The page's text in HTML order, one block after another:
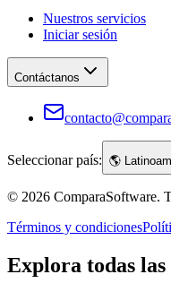
Nuestros servicios
Iniciar sesión
Contáctanos
Seleccionar país: 🌎
© 2026 ComparaSoftware.
Términos y condiciones
Explora todas